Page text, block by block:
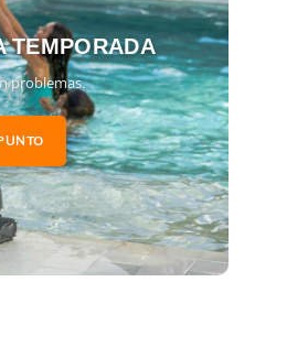
TEMPORADA
problemas.